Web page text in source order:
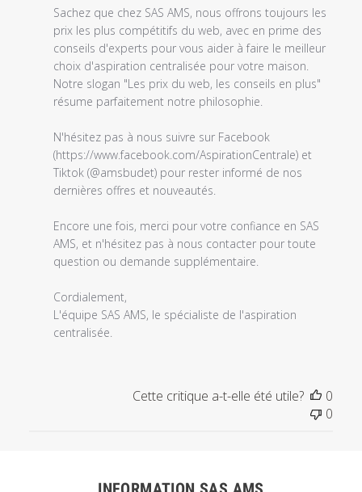
2023
Sachez que chez SAS AMS, nous offrons toujours les
prix les plus compétitifs du web, avec en prime des
conseils d'experts pour vous aider à faire le meilleur
choix d'aspiration centralisée pour votre maison.
Notre slogan "Les prix du web, les conseils en plus"
résume parfaitement notre philosophie.
N'hésitez pas à nous suivre sur Facebook
(https://www.facebook.com/AspirationCentrale) et
Tiktok (@amsbudet) pour rester informé de nos
dernières offres et nouveautés.
Encore une fois, merci pour votre confiance en SAS
AMS, et n'hésitez pas à nous contacter pour toute
question ou demande supplémentaire.
Cordialement,
L'équipe SAS AMS, le spécialiste de l'aspiration
centralisée.
Cette critique a-t-elle été utile?
0
0